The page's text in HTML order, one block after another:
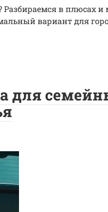
в плюсах и
вариант для
для